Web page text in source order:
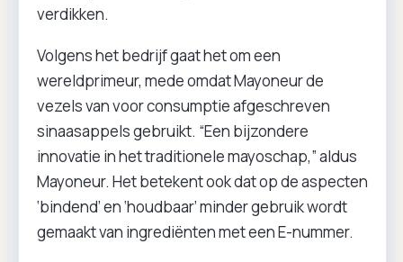
verdikken.
Volgens het bedrijf gaat het om een
wereldprimeur, mede omdat Mayoneur de
vezels van voor consumptie afgeschreven
sinaasappels gebruikt. “Een bijzondere
innovatie in het traditionele mayoschap,” aldus
Mayoneur. Het betekent ook dat op de aspecten
‘bindend’ en ‘houdbaar’ minder gebruik wordt
gemaakt van ingrediënten met een E-nummer.